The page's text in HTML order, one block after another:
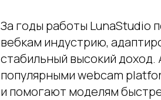
За годы работы LunaStudio
вебкам индустрию,
стабильный высокий
популярными webcam
и помогают моделям